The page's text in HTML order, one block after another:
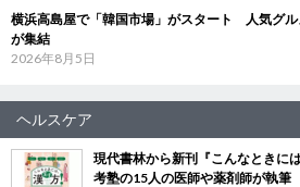
横浜高島屋で「韓国市場」がスタート 人気グ
が集結
2026年8月5日
ヘルスケア
現代書林から新刊『こんなとき
考塾の15人の医師や薬剤師が執筆